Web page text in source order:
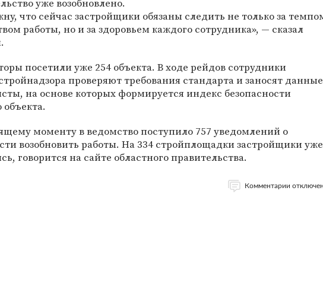
уже возобновлено.
что сейчас застройщики обязаны следить не только за
работы, но и за здоровьем каждого сотрудника», — сказал
посетили уже 254 объекта. В ходе рейдов сотрудники
проверяют требования стандарта и заносят данные
на основе которых формируется индекс безопасности
моменту в ведомство поступило 757 уведомлений о
возобновить работы. На 334 стройплощадки застройщики уже
говорится на сайте областного правительства.
Комментарии